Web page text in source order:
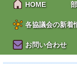
HOME
各協議会の新着
お問い合わせ